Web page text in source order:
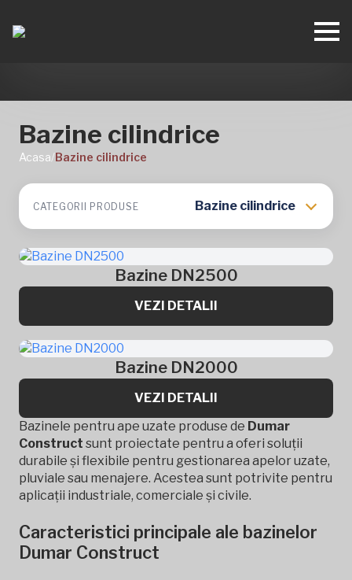
Bazine cilindrice
Acasa/Bazine cilindrice
CATEGORII PRODUSE Bazine cilindrice
Bazine DN2500
VEZI DETALII
Bazine DN2000
VEZI DETALII
Bazinele pentru ape uzate produse de Dumar
Construct sunt proiectate pentru a oferi soluții
durabile și flexibile pentru gestionarea apelor uzate,
pluviale sau menajere. Acestea sunt potrivite pentru
aplicații industriale, comerciale și civile.
Caracteristici principale ale bazinelor
Dumar Construct